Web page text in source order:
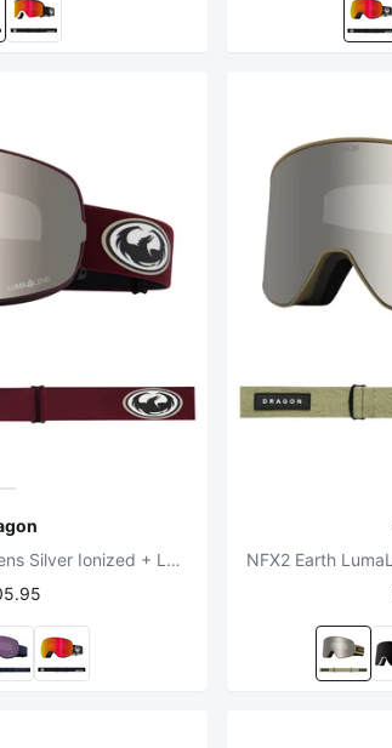
X2S Old Skool LumaLens Silver Ionized + LumaLens Amber Snowboard Goggles